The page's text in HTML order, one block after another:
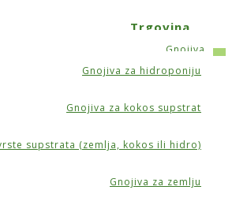
Trgovina
Gnojiva
Gnojiva za hidroponiju
Gnojiva za kokos supstrat
supstrata (zemlja, kokos ili hidro)
Gnojiva za zemlju